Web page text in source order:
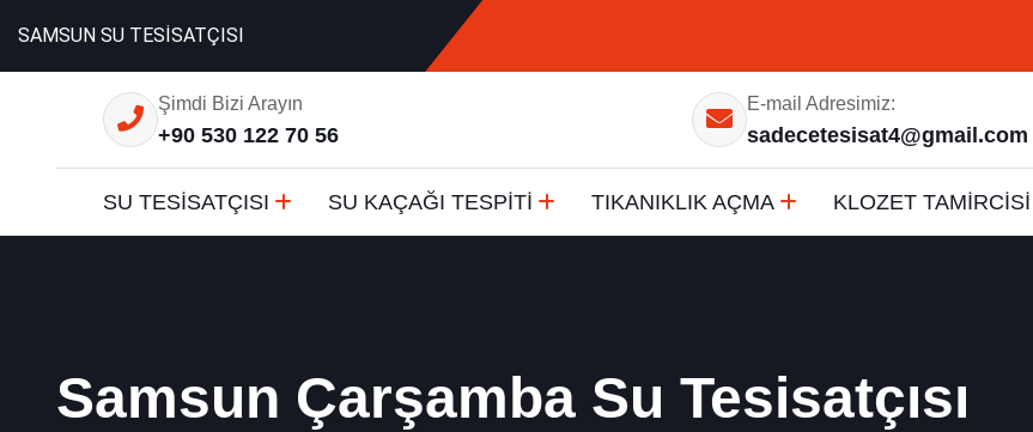
SAMSUN SU TESİSATÇISI
Şimdi Bizi Arayın
+90 530 122 70 56
E-mail Adresimiz:
sadecetesisat4@gmail.com
SU TESİSATÇISI SU KAÇAĞI TESPİTİ TIKANIKLIK AÇMA KLOZET TAMİRCİSİ
Samsun Çarşamba Su Tesisatçısı